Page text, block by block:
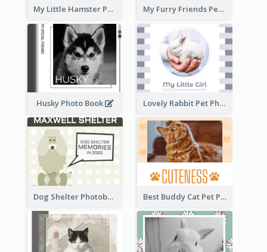
My Little Hamster Pet Photo Book My Furry Friends Pet Photo Book
Husky Photo Book Lovely Rabbit Pet Photo Book
Dog Shelter Photobook Diagram Best Buddy Cat Pet Photo Book